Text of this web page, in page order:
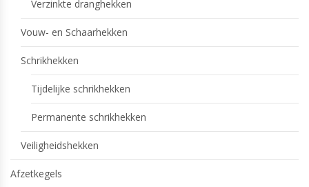
Verzinkte dranghekken
Vouw- en Schaarhekken
Schrikhekken
Tijdelijke schrikhekken
Permanente schrikhekken
Veiligheidshekken
Afzetkegels